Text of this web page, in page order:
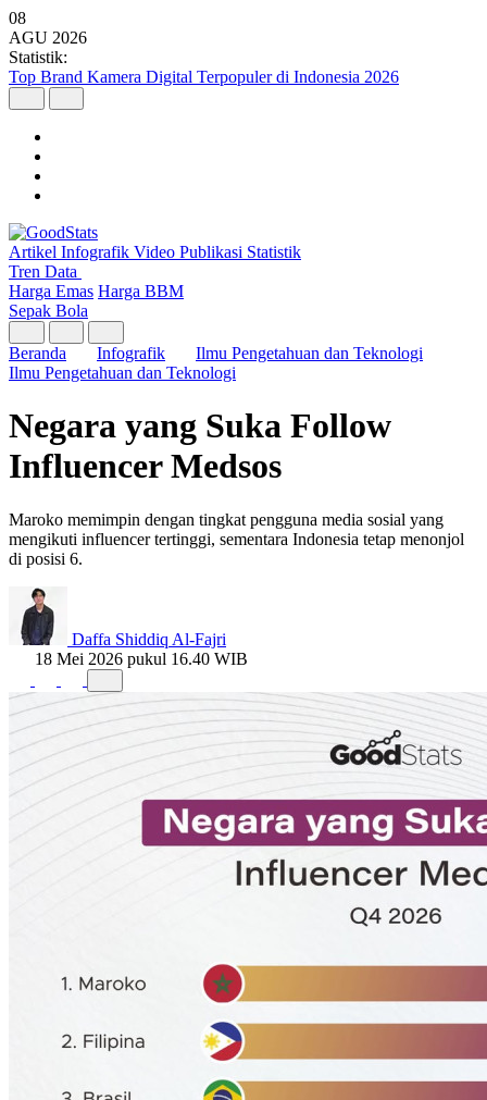
08
AGU 2026
Statistik:
Top Brand Kamera Digital Terpopuler di Indonesia 2026
Artikel Infografik Video Publikasi Statistik
Tren Data
Harga Emas Harga BBM
Sepak Bola
Beranda Infografik
Ilmu Pengetahuan dan Teknologi
Ilmu Pengetahuan dan Teknologi
Negara yang Suka Follow
Influencer Medsos
Maroko memimpin dengan tingkat pengguna media sosial yang
mengikuti influencer tertinggi, sementara Indonesia tetap menonjol
di posisi 6.
Daffa Shiddiq Al-Fajri
18 Mei 2026 pukul 16.40 WIB